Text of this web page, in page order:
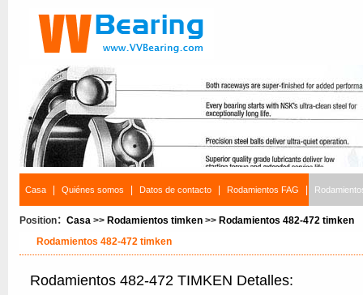
Casa Quiénes somos Datos de contacto Rodamientos FAG
Position： Casa >> Rodamientos timken >> Rodamientos 482-472 timken
Rodamientos 482-472 timken
Rodamientos 482-472 TIMKEN Detalles: